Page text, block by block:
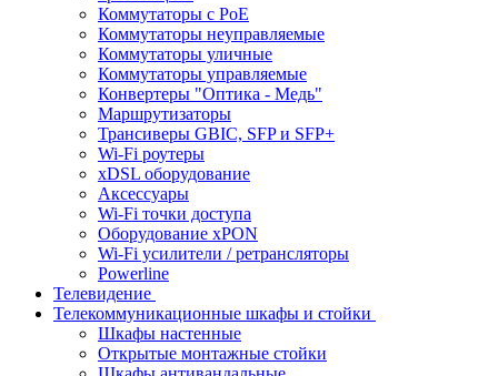
Коммутаторы c PoE
Коммутаторы неуправляемые
Коммутаторы уличные
Коммутаторы управляемые
Конвертеры "Оптика - Медь"
Маршрутизаторы
Трансиверы GBIC, SFP и SFP+
Wi-Fi роутеры
xDSL оборудование
Аксессуары
Wi-Fi точки доступа
Оборудование хPON
Wi-Fi усилители / ретрансляторы
Powerline
Телевидение
Телекоммуникационные шкафы и стойки
Шкафы настенные
Открытые монтажные стойки